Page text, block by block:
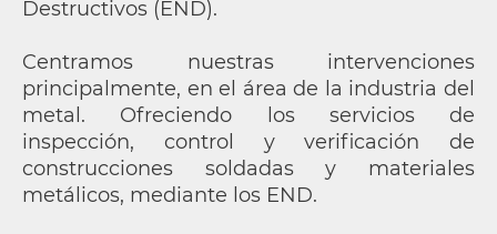
Destructivos (END).
Centramos nuestras intervenciones
principalmente, en el área de la industria del
metal. Ofreciendo los servicios de
inspección, control y verificación de
construcciones soldadas y materiales
metálicos, mediante los END.